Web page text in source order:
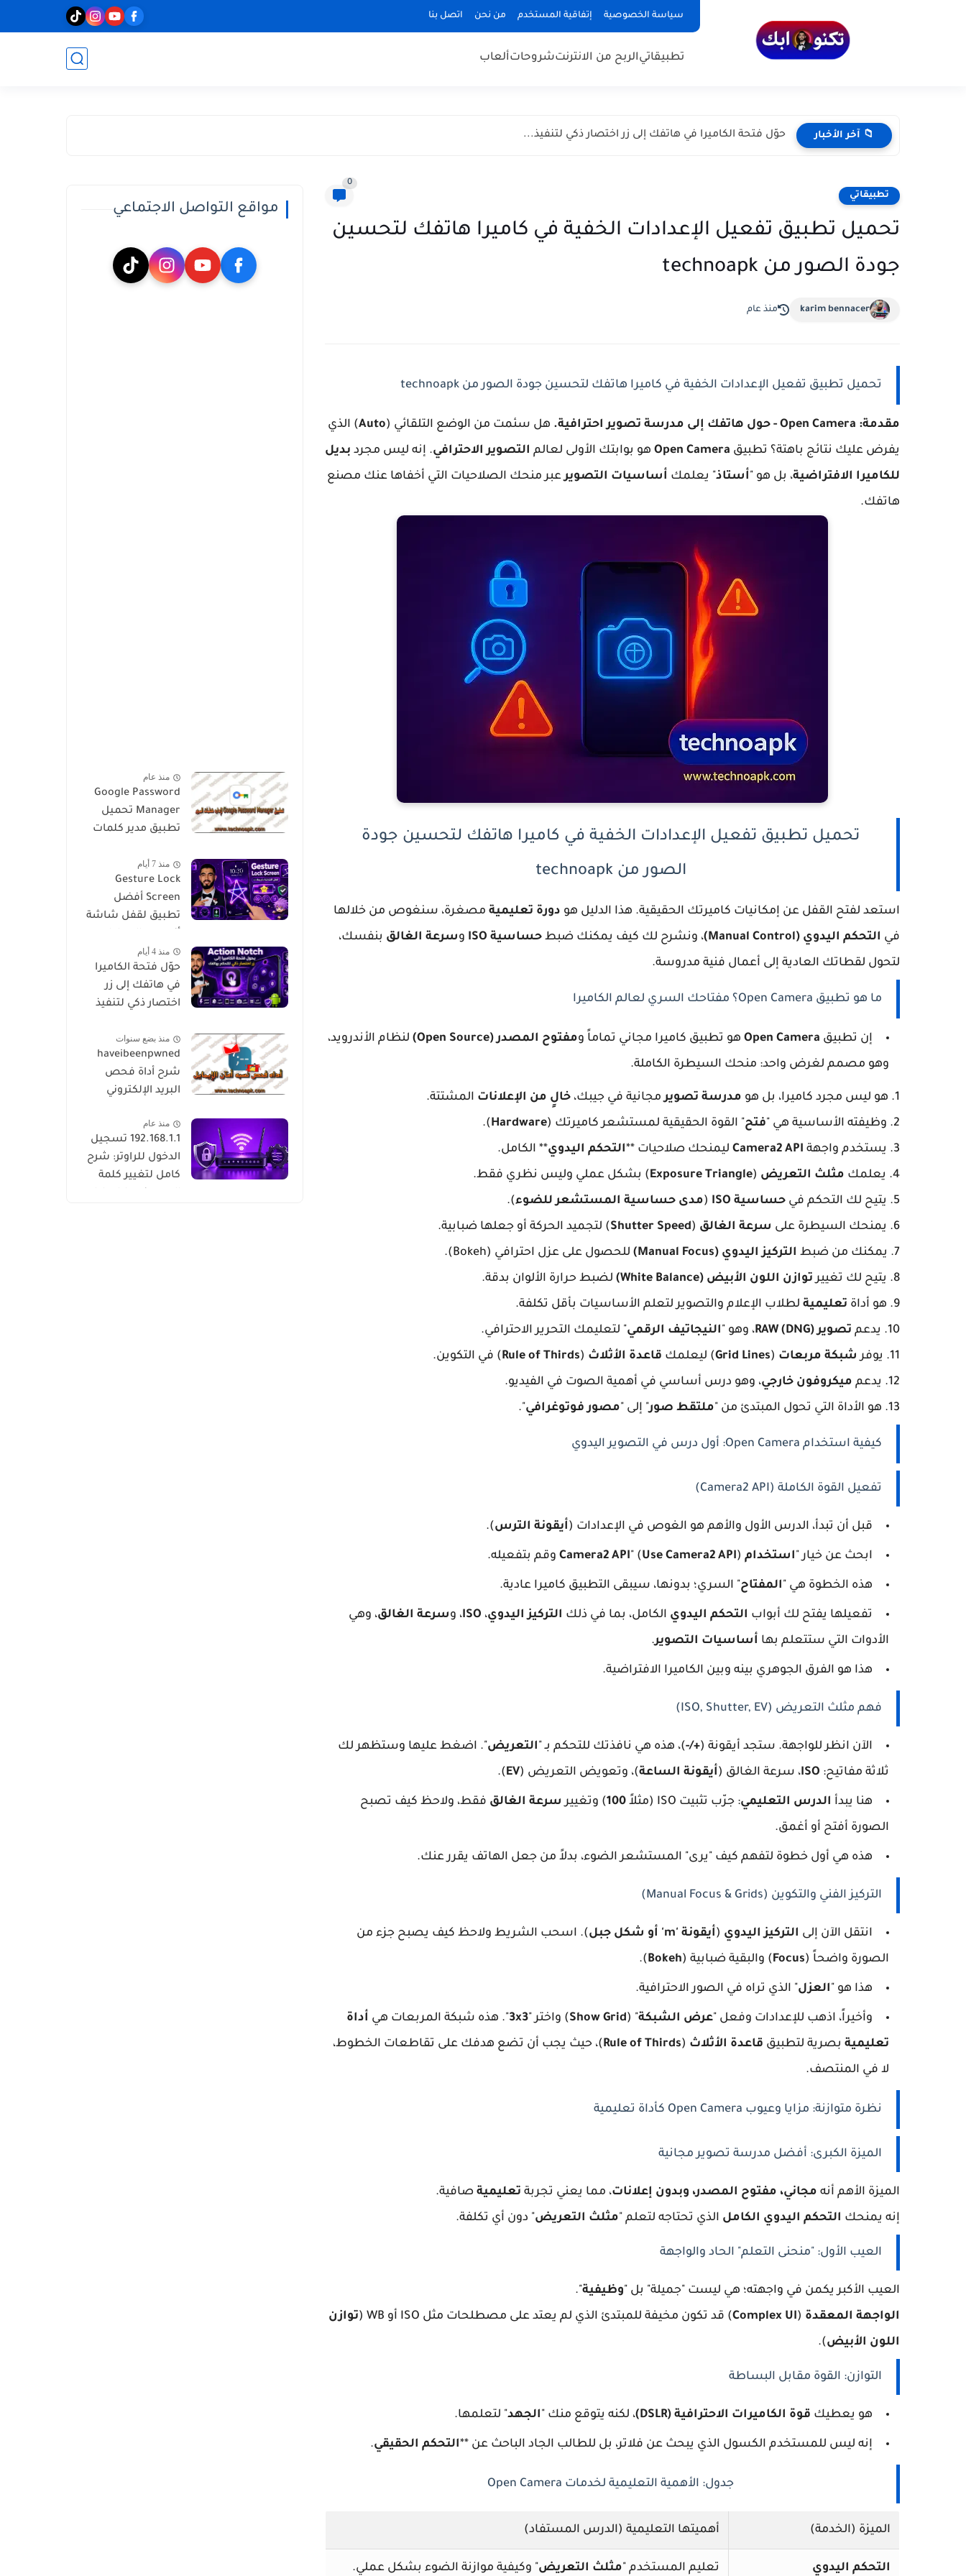
سياسة الخصوصية إتفاقية المستخدم من نحن اتصل بنا
تطبيقاتيالربح من الانترنتشروحاتألعاب
📁 آخر الأخبار حوّل فتحة الكاميرا في هاتفك إلى زر اختصار ذكي لتنفيذ...
تطبيقاتي
0
تحميل تطبيق تفعيل الإعدادات الخفية في كاميرا هاتفك لتحسين
جودة الصور من technoapk
karim bennacer منذ عام
تحميل تطبيق تفعيل الإعدادات الخفية في كاميرا هاتفك لتحسين جودة الصور من technoapk
مقدمة: Open Camera - حول هاتفك إلى مدرسة تصوير احترافية. هل سئمت من الوضع التلقائي (Auto) الذي
يفرض عليك نتائج باهتة؟ تطبيق Open Camera هو بوابتك الأولى لعالم التصوير الاحترافي. إنه ليس مجرد بديل
للكاميرا الافتراضية، بل هو "أستاذ" يعلمك أساسيات التصويرعبر منحك الصلاحيات التي أخفاها عنك مصنع
هاتفك.
تحميل تطبيق تفعيل الإعدادات الخفية في كاميرا هاتفك لتحسين جودة
الصور من technoapk
استعد لفتح القفل عن إمكانيات كاميرتك الحقيقية. هذا الدليل هو دورة تعليمية مصغرة، سنغوص من خلالها
في التحكم اليدوي (Manual Control) ، ونشرح لك كيف يمكنك ضبط حساسية ISO وسرعة الغالق بنفسك،
لتحول لقطاتك العادية إلى أعمال فنية مدروسة.
ما هو تطبيق Open Camera؟ مفتاحك السري لعالم الكاميرا
إن تطبيق Open Camera هو تطبيق كاميرا مجاني تماماً ومفتوح المصدر (Open Source)
لنظام الأندرويد،
وهو مصمم لغرض واحد: منحك السيطرة الكاملة.
1. هو ليس مجرد كاميرا، بل هو مدرسة تصويرمجانية في جيبك، خالٍ من الإعلانات المشتتة.
2. وظيفته الأساسية هي "
فتح" القوة الحقيقية لمستشعر كاميرتك (Hardware
).
3. يستخدم واجهة
Camera2 API ليمنحك صلاحيات **التحكم اليدوي** الكامل.
4. يعلمك
مثلث التعريض (
Exposure Triangle) بشكل عملي وليس نظري فقط.
5. يتيح لك التحكم في
حساسية ISO (مدى حساسية المستشعر للضوء).
6. يمنحك السيطرة على
سرعة الغالق (
Shutter Speed) لتجميد الحركة أو جعلها ضبابية.
7. يمكنك من ضبط
التركيز اليدوي (Manual Focus)
للحصول على عزل احترافي (Bokeh).
8. يتيح لك تغيير
توازن اللون الأبيض (White Balance)
لضبط حرارة الألوان بدقة.
9. هو أداة
تعليمية لطلاب الإعلام والتصوير لتعلم الأساسيات بأقل تكلفة.
10. يدعم
تصوير RAW (DNG) ، وهو "النيجاتيف الرقمي" لتعليمك التحرير الاحترافي.
11. يوفر
شبكة مربعات (
Grid Lines) ليعلمك قاعدة الأثلاث (
Rule of Thirds) في التكوين.
12. يدعم
ميكروفون خارجي، وهو درس أساسي في أهمية الصوت في الفيديو.
13. هو الأداة التي تحول المبتدئ من "
ملتقط صور" إلى "مصور فوتوغرافي".
كيفية استخدام Open Camera: أول درس في التصوير اليدوي
تفعيل القوة الكاملة (Camera2 API)
قبل أن تبدأ، الدرس الأول والأهم هو الغوص في الإعدادات (أيقونة الترس).
ابحث عن خيار "استخدام Camera2 API " (Use Camera2 API) وقم بتفعيله.
هذه الخطوة هي "المفتاح" السري؛ بدونها، سيبقى التطبيق كاميرا عادية.
تفعيلها يفتح لك أبواب التحكم اليدوي الكامل، بما في ذلك التركيز اليدوي، ISO، وسرعة الغالق، وهي
الأدوات التي ستتعلم بها أساسيات التصوير.
هذا هو الفرق الجوهري بينه وبين الكاميرا الافتراضية.
فهم مثلث التعريض (ISO, Shutter, EV)
الآن انظر للواجهة. ستجد أيقونة (+/-)، هذه هي نافذتك للتحكم بـ "التعريض". اضغط عليها وستظهر لك
ثلاثة مفاتيح: ISO، سرعة الغالق (أيقونة الساعة)، وتعويض التعريض (EV
).
هنا يبدأ الدرس التعليمي: جرّب تثبيت ISO (مثلاً 100) وتغيير سرعة الغالق فقط، ولاحظ كيف تصبح
الصورة أفتح أو أغمق.
هذه هي أول خطوة لتفهم كيف "يرى" المستشعر الضوء، بدلاً من جعل الهاتف يقرر عنك.
التركيز الفني والتكوين (Manual Focus & Grids)
انتقل الآن إلى التركيز اليدوي (أيقونة 'm' أو شكل جبل
). اسحب الشريط ولاحظ كيف يصبح جزء من
الصورة واضحاً (Focus) والبقية ضبابية (Bokeh
).
هذا هو "العزل" الذي تراه في الصور الاحترافية.
وأخيراً، اذهب للإعدادات وفعل "عرض الشبكة" (
Show Grid) واختر "3x3". هذه شبكة المربعات هي أداة
تعليمية بصرية لتطبيق قاعدة الأثلاث (
Rule of Thirds)، حيث يجب أن تضع هدفك على تقاطعات الخطوط،
لا في المنتصف.
نظرة متوازنة: مزايا وعيوب Open Camera كأداة تعليمية
الميزة الكبرى: أفضل مدرسة تصوير مجانية
الميزة الأهم أنه مجاني، مفتوح المصدر، وبدون إعلانات، مما يعني تجربة تعليمية صافية.
إنه يمنحك التحكم اليدوي الكامل الذي تحتاجه لتعلم "مثلث التعريض" دون أي تكلفة.
العيب الأول: "منحنى التعلم" الحاد والواجهة
العيب الأكبر يكمن في واجهته؛ هي ليست "جميلة" بل "وظيفية".
الواجهة المعقدة (
Complex UI) قد تكون مخيفة للمبتدئ الذي لم يعتد على مصطلحات مثل ISO أو WB (
توازن
اللون الأبيض).
التوازن: القوة مقابل البساطة
هو يعطيك قوة الكاميرات الاحترافية (DSLR) ، لكنه يتوقع منك "الجهد" لتعلمها.
إنه ليس للمستخدم الكسول الذي يبحث عن فلاتر، بل للطالب الجاد الباحث عن **التحكم الحقيقي.
جدول: الأهمية التعليمية لخدمات Open Camera
الميزة (الخدمة) أهميتها التعليمية (الدرس المستفاد)
التحكم اليدوي تعليم المستخدم "مثلث التعريض" وكيفية موازنة الضوء بشكل عملي.
مواقع التواصل الاجتماعي
منذ عام
Google Password
Manager تحميل
تطبيق مدير كلمات
لحفظ وإدارة كلمات
المرور بأمان
منذ 7 أيام
Gesture Lock
Screen أفضل
تطبيق لقفل شاشة
وحماية الهاتف
منذ 4 أيام
حوّل فتحة الكاميرا
في هاتفك إلى زر
اختصار ذكي لتنفيذ
منذ بضع سنوات
haveibeenpwned
شرح أداة فحص
البريد الإلكتروني
منذ عام
192.168.1.1 تسجيل
الدخول للراوتر: شرح
كامل لتغيير كلمة